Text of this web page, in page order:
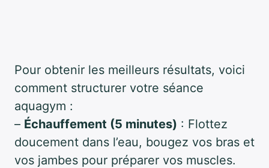
Pour obtenir les meilleurs résultats, voici
comment structurer votre séance
aquagym :
– Échauffement (5 minutes) : Flottez
doucement dans l’eau, bougez vos bras et
vos jambes pour préparer vos muscles.